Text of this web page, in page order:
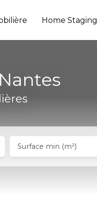
Home Staging
Surface min (m²)